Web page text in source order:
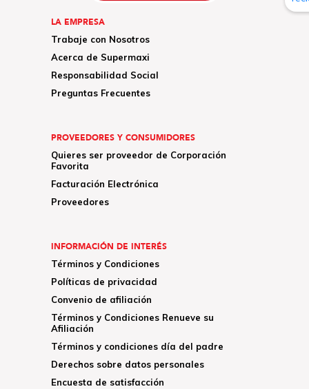
LA EMPRESA
Trabaje con Nosotros
Acerca de Supermaxi
Responsabilidad Social
Preguntas Frecuentes
PROVEEDORES Y CONSUMIDORES
Quieres ser proveedor de Corporación
Favorita
Facturación Electrónica
Proveedores
INFORMACIÓN DE INTERÉS
Términos y Condiciones
Políticas de privacidad
Convenio de afiliación
Términos y Condiciones Renueve su
Afiliación
Términos y condiciones día del padre
Derechos sobre datos personales
Encuesta de satisfacción